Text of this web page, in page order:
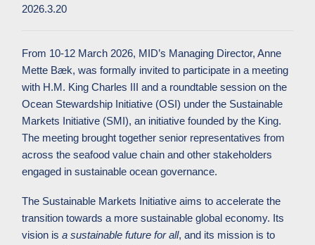
2026.3.20
From 10-12 March 2026, MID’s Managing Director, Anne
Mette Bæk, was formally invited to participate in a meeting
with H.M. King Charles III and a roundtable session on the
Ocean Stewardship Initiative (OSI) under the Sustainable
Markets Initiative (SMI), an initiative founded by the King.
The meeting brought together senior representatives from
across the seafood value chain and other stakeholders
engaged in sustainable ocean governance.
The Sustainable Markets Initiative aims to accelerate the
transition towards a more sustainable global economy. Its
vision isa sustainable future for all, and its mission is to